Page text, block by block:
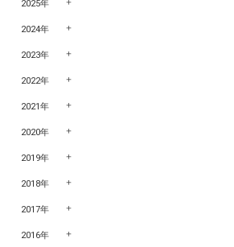
2025年
2024年
2023年
2022年
2021年
2020年
2019年
2018年
2017年
2016年